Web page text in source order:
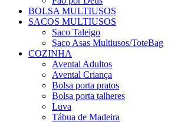
BOLSA MULTIUSOS
SACOS MULTIUSOS
Saco Taleigo
Saco Asas Multiusos/ToteBag
COZINHA
Avental Adultos
Avental Criança
Bolsa porta pratos
Bolsa porta talheres
Luva
Tábua de Madeira